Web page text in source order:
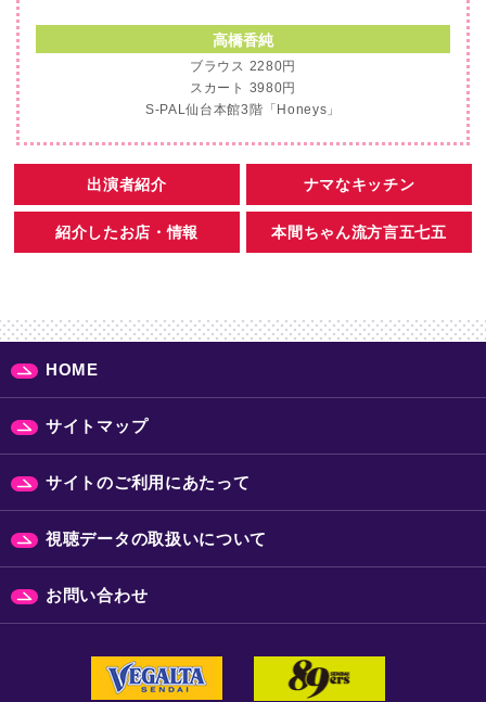
高橋香純
ブラウス 2280円
スカート 3980円
S-PAL仙台本館3階「Honeys」
出演者紹介 ナマなキッチン
紹介したお店・情報 本間ちゃん流方言五七五
HOME
サイトマップ
サイトのご利用にあたって
視聴データの取扱いについて
お問い合わせ